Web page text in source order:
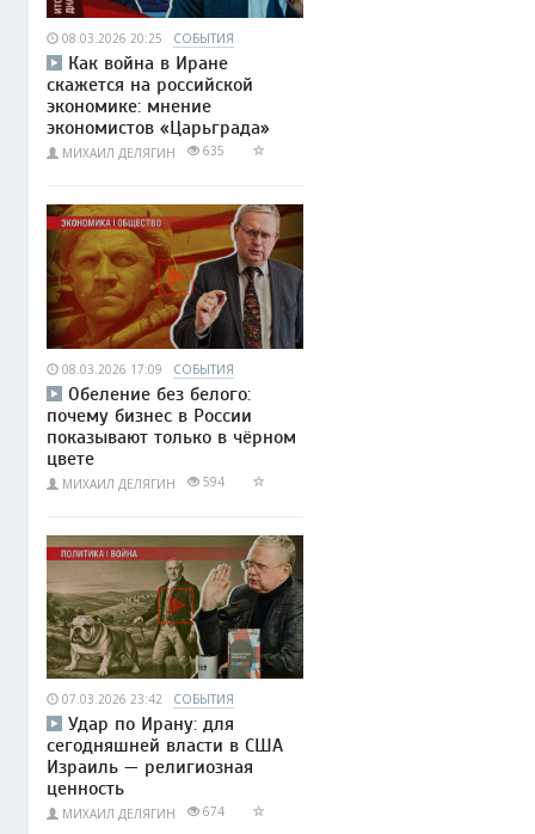
08.03.2026 20:25 СОБЫТИЯ
Как война в Иране
скажется на российской
экономике: мнение
экономистов «Царьграда»
МИХАИЛ ДЕЛЯГИН 635
08.03.2026 17:09 СОБЫТИЯ
Обеление без белого:
почему бизнес в России
показывают только в чёрном
цвете
МИХАИЛ ДЕЛЯГИН 594
07.03.2026 23:42 СОБЫТИЯ
Удар по Ирану: для
сегодняшней власти в США
Израиль — религиозная
ценность
МИХАИЛ ДЕЛЯГИН 674